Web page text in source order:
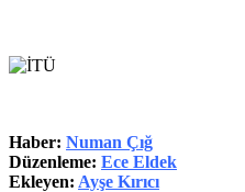
Haber: Numan Çığ
Düzenleme: Ece Eldek
Ekleyen: Ayşe Kırıcı